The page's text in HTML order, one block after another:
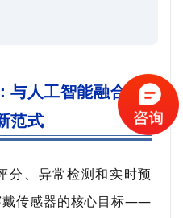
与人工智能融合的
范式
分、异常检测和实时预
戴传感器的核心目标——